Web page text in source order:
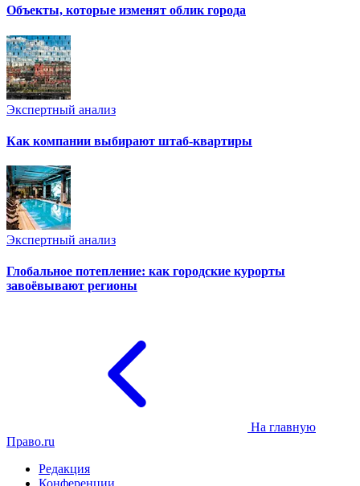
Объекты, которые изменят облик города
Экспертный анализ
Как компании выбирают штаб-квартиры
Экспертный анализ
Глобальное потепление: как городские курорты
завоёвывают регионы
На главную
Право.ru
Редакция
Конференции